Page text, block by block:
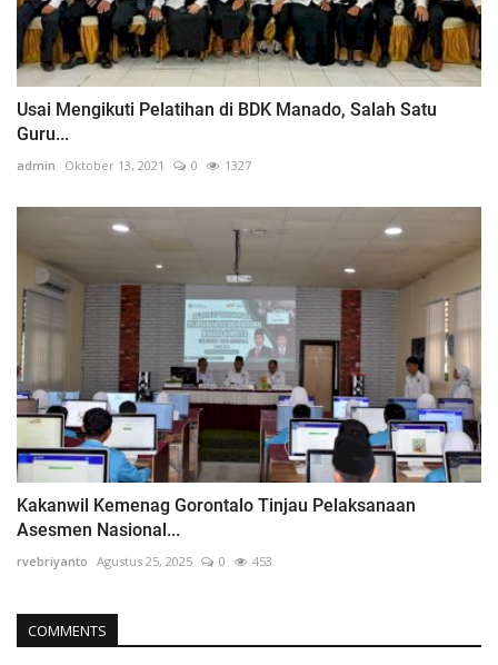
Usai Mengikuti Pelatihan di BDK Manado, Salah Satu
Guru...
admin Oktober 13, 2021 0 1327
Kakanwil Kemenag Gorontalo Tinjau Pelaksanaan
Asesmen Nasional...
rvebriyanto Agustus 25, 2025 0 453
COMMENTS